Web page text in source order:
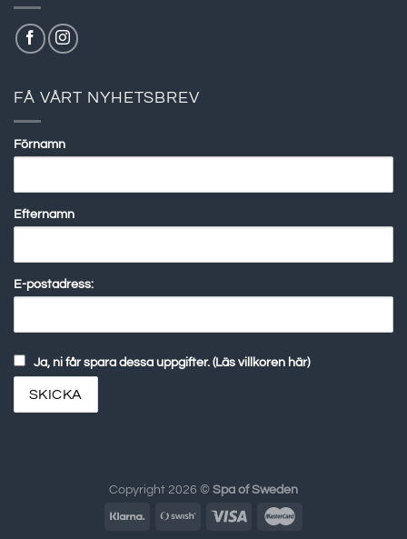
FÅ VÅRT NYHETSBREV
Förnamn
Efternamn
E-postadress:
Ja, ni får spara dessa uppgifter. (Läs villkoren här)
Copyright 2026 © Spa of Sweden